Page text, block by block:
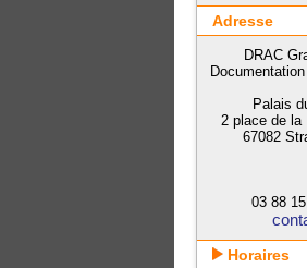
Adresse
DRAC
Palais
2 place de la
67082
03 88
Horaires